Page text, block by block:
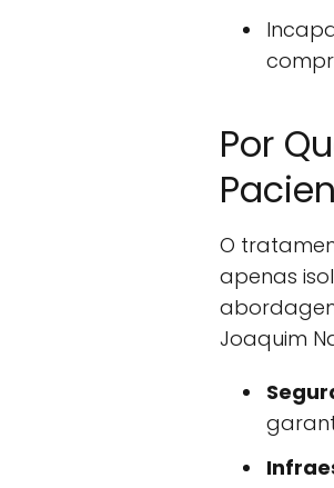
Por
O
apenas
Joaquim